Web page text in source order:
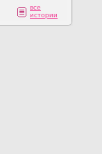
все
истории